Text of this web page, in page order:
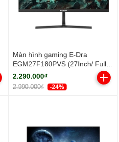
Màn hình gaming E-Dra
EGM27F180PVS (27Inch/ Full
HD/ 1ms/ 180Hz/ 250cd/m2/
IPS)
2.290.000₫
2.990.000₫ -24%